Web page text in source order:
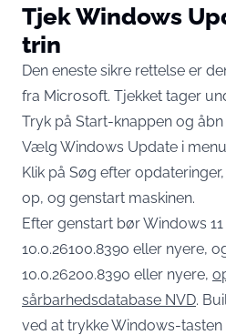
Tjek Windows
trin
Den eneste sikre rettelse er
fra Microsoft. Tjekket tager
Tryk på Start-knappen og åbn
Vælg Windows Update i
Klik på Søg efter
op, og genstart maskinen.
Efter genstart bør Windows
10.0.26100.8390 eller nyere,
10.0.26200.8390 eller nyere,
sårbarhedsdatabase NVD.
ved at trykke Windows-tasten